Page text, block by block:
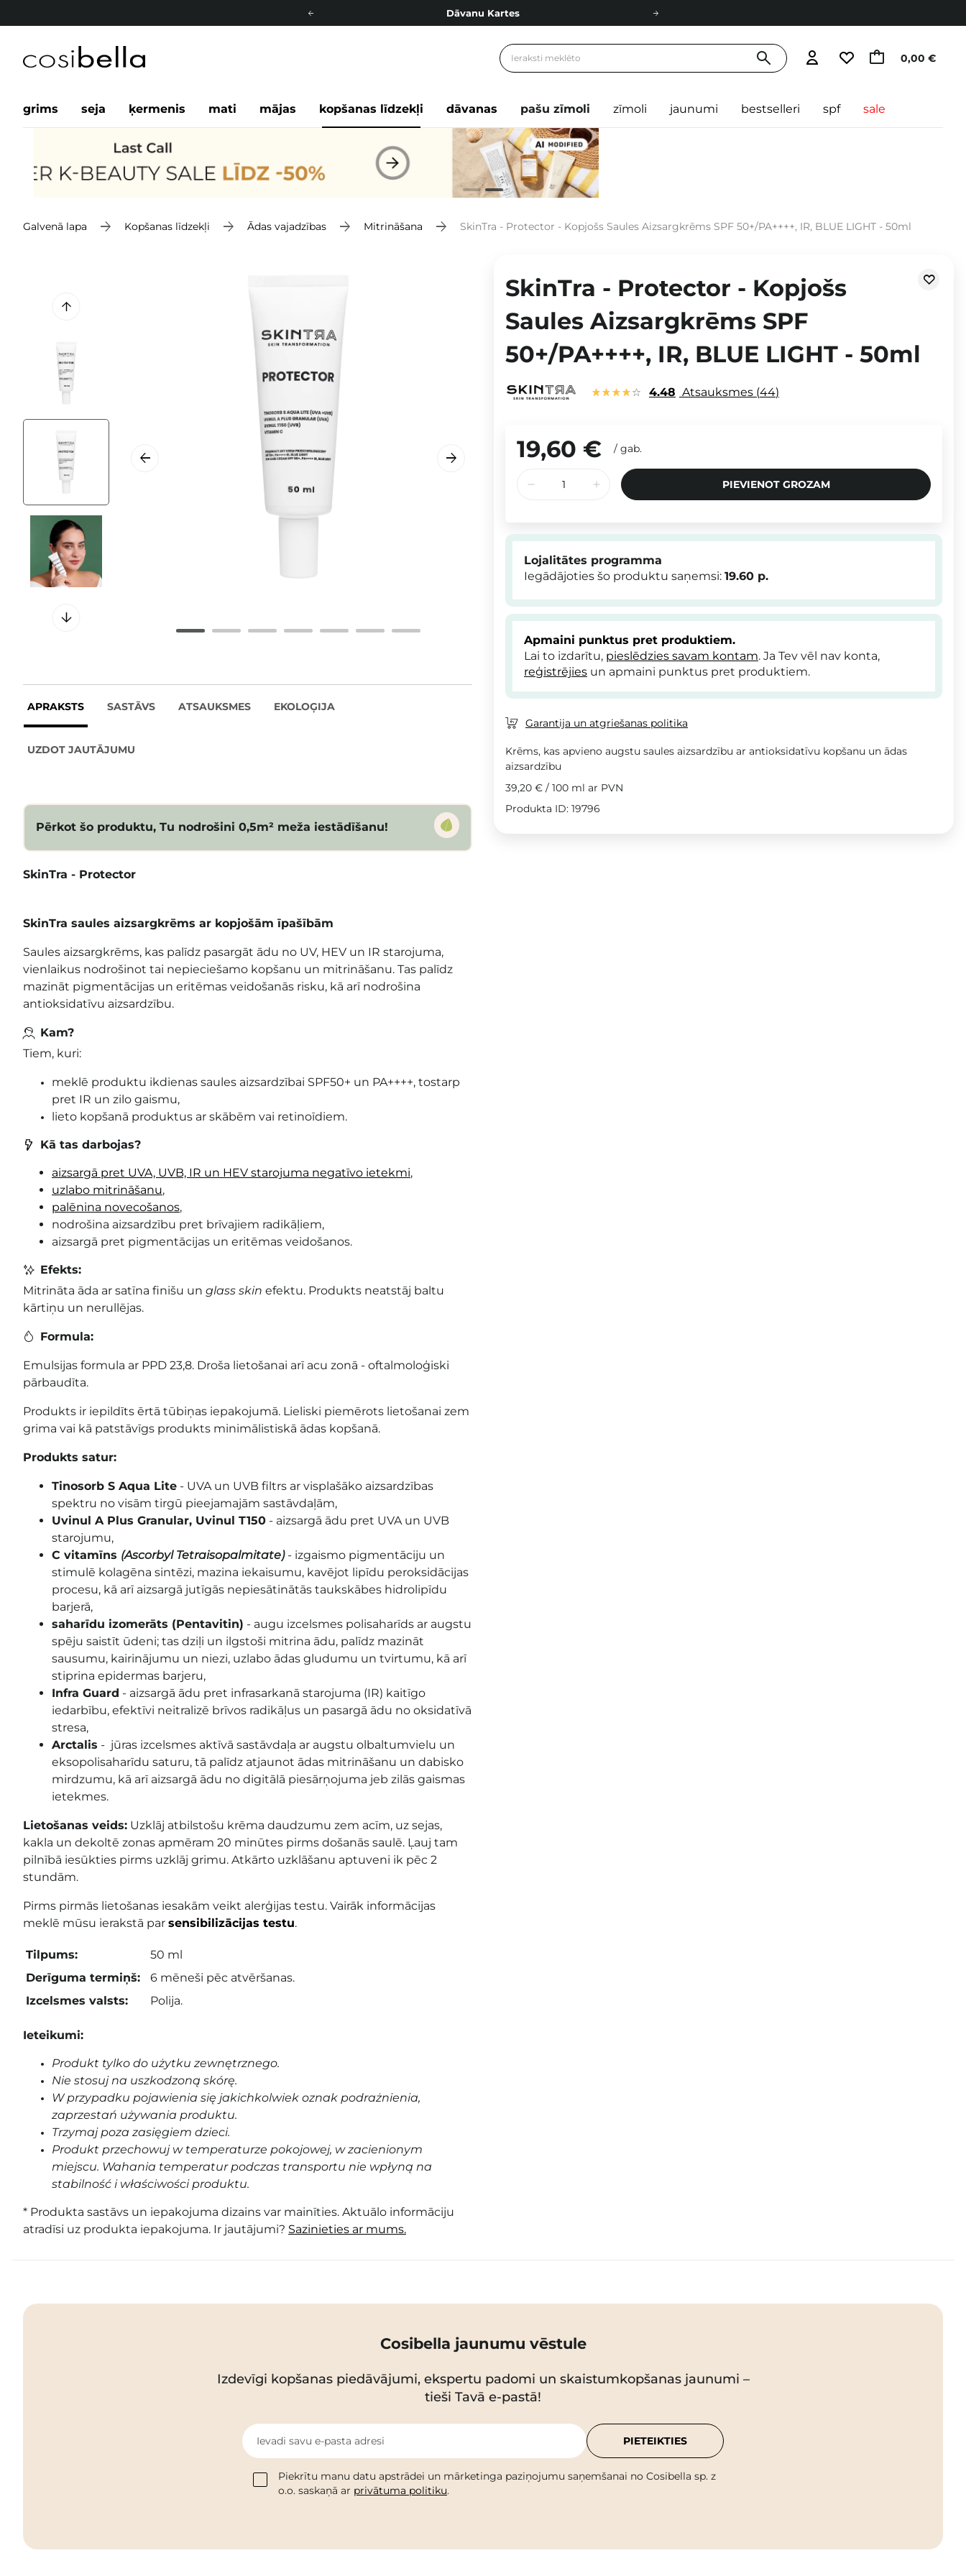
Dāvanu Kartes
Bezmaskas piegāde no 49,00 € 0,00 €
grims seja ķermenis mati mājas kopšanas līdzekļi dāvanas pašu zīmoli zīmoli jaunumi bestselleri spf sale
Galvenā lapa Kopšanas līdzekļi Ādas vajadzības Mitrināšana SkinTra - Protector - Kopjošs Saules Aizsargkrēms SPF 50+/PA++++, IR, BLUE LIGHT - 50ml
APRAKSTS SASTĀVS ATSAUKSMES EKOLOĢIJA
UZDOT JAUTĀJUMU
Pērkot šo produktu, Tu nodrošini 0,5m² meža iestādīšanu!
SkinTra - Protector
SkinTra saules aizsargkrēms ar kopjošām īpašībām
Saules aizsargkrēms, kas palīdz pasargāt ādu no UV, HEV un IR starojuma,
vienlaikus nodrošinot tai nepieciešamo kopšanu un mitrināšanu. Tas palīdz
mazināt pigmentācijas un eritēmas veidošanās risku, kā arī nodrošina
antioksidatīvu aizsardzību.
Kam?
Tiem, kuri:
meklē produktu ikdienas saules aizsardzībai SPF50+ un PA++++, tostarp
pret IR un zilo gaismu,
lieto kopšanā produktus ar skābēm vai retinoīdiem.
Kā tas darbojas?
aizsargā pret UVA, UVB, IR un HEV starojuma negatīvo ietekmi,
uzlabo mitrināšanu,
palēnina novecošanos,
nodrošina aizsardzību pret brīvajiem radikāļiem,
aizsargā pret pigmentācijas un eritēmas veidošanos.
Efekts:
Mitrināta āda ar satīna finišu un glass skin efektu. Produkts neatstāj baltu
kārtiņu un nerullējas.
Formula:
Emulsijas formula ar PPD 23,8. Droša lietošanai arī acu zonā - oftalmoloģiski
pārbaudīta.
Produkts ir iepildīts ērtā tūbiņas iepakojumā. Lieliski piemērots lietošanai zem
grima vai kā patstāvīgs produkts minimālistiskā ādas kopšanā.
Produkts satur:
Tinosorb S Aqua Lite - UVA un UVB filtrs ar visplašāko aizsardzības
spektru no visām tirgū pieejamajām sastāvdaļām,
Uvinul A Plus Granular, Uvinul T150 - aizsargā ādu pret UVA un UVB
starojumu,
C vitamīns (Ascorbyl Tetraisopalmitate) - izgaismo pigmentāciju un
stimulē kolagēna sintēzi, mazina iekaisumu, kavējot lipīdu peroksidācijas
procesu, kā arī aizsargā jutīgās nepiesātinātās taukskābes hidrolipīdu
barjerā,
saharīdu izomerāts (Pentavitin) - augu izcelsmes polisaharīds ar augstu
spēju saistīt ūdeni; tas dziļi un ilgstoši mitrina ādu, palīdz mazināt
sausumu, kairinājumu un niezi, uzlabo ādas gludumu un tvirtumu, kā arī
stiprina epidermas barjeru,
Infra Guard - aizsargā ādu pret infrasarkanā starojuma (IR) kaitīgo
iedarbību, efektīvi neitralizē brīvos radikāļus un pasargā ādu no oksidatīvā
stresa,
Arctalis - jūras izcelsmes aktīvā sastāvdaļa ar augstu olbaltumvielu un
eksopolisaharīdu saturu, tā palīdz atjaunot ādas mitrināšanu un dabisko
mirdzumu, kā arī aizsargā ādu no digitālā piesārņojuma jeb zilās gaismas
ietekmes.
Lietošanas veids: Uzklāj atbilstošu krēma daudzumu zem acīm, uz sejas,
kakla un dekoltē zonas apmēram 20 minūtes pirms došanās saulē. Ļauj tam
pilnībā iesūkties pirms uzklāj grimu. Atkārto uzklāšanu aptuveni ik pēc 2
stundām.
Pirms pirmās lietošanas iesakām veikt alerģijas testu. Vairāk informācijas
meklē mūsu ierakstā par sensibilizācijas testu.
Tilpums:
50 ml
Derīguma termiņš:
6 mēneši pēc atvēršanas.
Izcelsmes valsts:
Polija.
Ieteikumi:
Produkt tylko do użytku zewnętrznego.
Nie stosuj na uszkodzoną skórę.
W przypadku pojawienia się jakichkolwiek oznak podrażnienia,
zaprzestań używania produktu.
Trzymaj poza zasięgiem dzieci.
Produkt przechowuj w temperaturze pokojowej, w zacienionym
miejscu. Wahania temperatur podczas transportu nie wpłyną na
stabilność i właściwości produktu.
* Produkta sastāvs un iepakojuma dizains var mainīties. Aktuālo informāciju
atradīsi uz produkta iepakojuma. Ir jautājumi? Sazinieties ar mums.
SkinTra - Protector - Kopjošs
Saules Aizsargkrēms SPF
50+/PA++++, IR, BLUE LIGHT - 50ml
4.48 Atsauksmes 44
19,60 € / gab.
PIEVIENOT GROZAM
Lojalitātes programma
Iegādājoties šo produktu saņemsi: 19.60 p.
Apmaini punktus pret produktiem.
Lai to izdarītu, pieslēdzies savam kontam. Ja Tev vēl nav konta,
reģistrējies un apmaini punktus pret produktiem.
Garantija un atgriešanas politika
Krēms, kas apvieno augstu saules aizsardzību ar antioksidatīvu kopšanu un ādas
aizsardzību
39,20 € / 100 ml ar PVN
Produkta ID: 19796
Cosibella jaunumu vēstule
Izdevīgi kopšanas piedāvājumi, ekspertu padomi un skaistumkopšanas jaunumi –
tieši Tavā e-pastā!
Ievadi savu e-pasta adresi
Piekrītu manu datu apstrādei un mārketinga paziņojumu saņemšanai no Cosibella sp. z
o.o. saskaņā ar privātuma politiku.
PIETEIKTIES